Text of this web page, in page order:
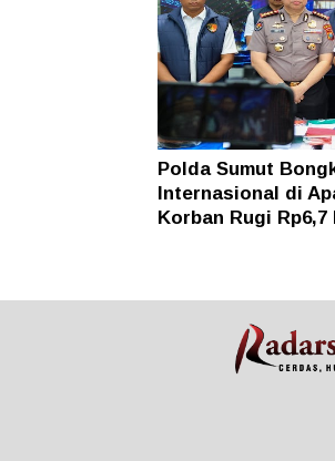
Polda Sumut
Internasional di
Korban Rugi Rp6,7